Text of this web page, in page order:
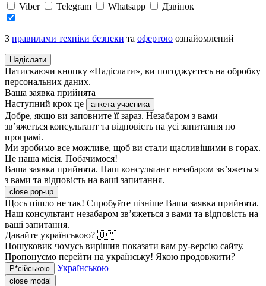
Viber
Telegram Whatsapp Дзвінок
З правилами техніки безпеки та офертою ознайомлений
Надіслати
Натискаючи кнопку «Надіслати», ви погоджуєтесь на обробку
персональних даних.
Ваша заявка прийнята
Наступний крок це
анкета учасника
Добре, якщо ви заповните її зараз. Незабаром з вами
зв’яжеться консультант та відповість на усі запитання по
програмі.
Ми зробимо все можливе, щоб ви стали щасливішими в горах.
Це наша місія. Побачимося!
Ваша заявка прийнята. Наш консультант незабаром зв’яжеться
з вами та відповість на ваші запитання.
close pop-up
Щось пішло не так! Спробуйте пізніше Ваша заявка прийнята.
Наш консультант незабаром зв’яжеться з вами та відповість на
ваші запитання.
Давайте українською? 🇺🇦
Пошуковик чомусь вирішив показати вам ру-версію сайту.
Пропонуємо перейти на українську! Якою продовжити?
Р*сійською Українською
close modal